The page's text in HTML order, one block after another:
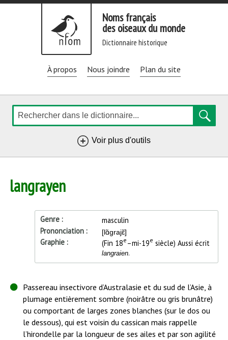
Aller
Noms français
des oiseaux du monde
dictionnaire historique
À propos Nous joindre Plan du site
Rechercher
Voir plus d'outilsde
langrayen
Genre
masculin
Prononciation
[lɑ̃grajɛ̃]
Graphie (Fin 18e –mi-19e siècle) Aussi écrit
langraien.
Début
l'article
Passereau insectivore d’Australasie et du sud de l’Asie, à
plumage entièrement sombre (noirâtre ou gris brunâtre)
ou comportant de larges zones blanches (sur le dos ou
le dessous), qui est voisin du cassican mais rappelle
l’hirondelle par la longueur de ses ailes et par son agilité